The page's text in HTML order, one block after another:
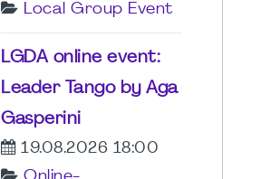
Local Group Event
LGDA online event:
Leader Tango by Aga
Gasperini
19.08.2026 18:00